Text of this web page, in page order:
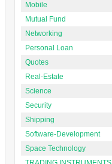
Mobile
Mutual Fund
Networking
Personal Loan
Quotes
Real-Estate
Science
Security
Shipping
Software-Development
Space Technology